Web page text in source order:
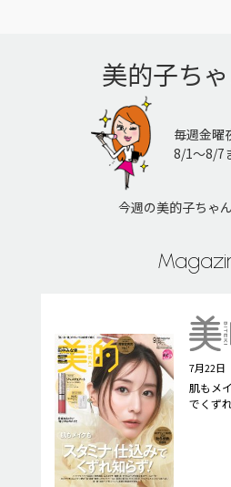
美的子ち
毎週金曜
8/1〜8/7
今週の美的子ちゃ
7月22
肌もメ
でくず